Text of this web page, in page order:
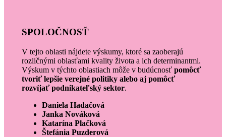
SPOLOČNOSŤ
V tejto oblasti nájdete výskumy, ktoré sa zaoberajú
rozličnými oblasťami kvality života a ich determinantmi.
Výskum v týchto oblastiach môže v budúcnosť pomôcť
tvoriť lepšie verejné politiky alebo aj pomôcť
rozvíjať podnikateľský sektor.
Daniela Hadačová
Janka Nováková
Katarína Plačková
Štefánia Puzderová